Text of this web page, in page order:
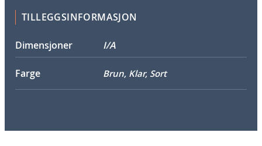
TILLEGGSINFORMASJON
Dimensjoner I/A
Farge Brun, Klar, Sort